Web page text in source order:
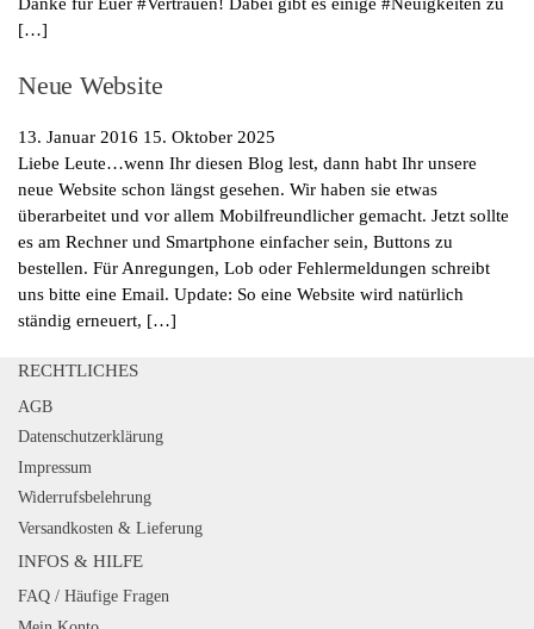
[…]
Neue Website
13. Januar 2016 15. Oktober 2025
Liebe Leute…wenn Ihr diesen Blog lest, dann habt Ihr unsere
neue Website schon längst gesehen. Wir haben sie etwas
überarbeitet und vor allem Mobilfreundlicher gemacht. Jetzt sollte
es am Rechner und Smartphone einfacher sein, Buttons zu
bestellen. Für Anregungen, Lob oder Fehlermeldungen schreibt
uns bitte eine Email. Update: So eine Website wird natürlich
ständig erneuert, […]
RECHTLICHES
AGB
Datenschutzerklärung
Impressum
Widerrufsbelehrung
Versandkosten & Lieferung
INFOS & HILFE
FAQ / Häufige Fragen